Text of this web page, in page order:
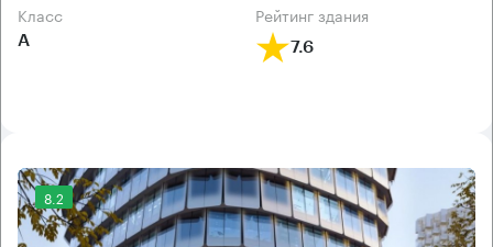
класс
А
рейтинг здания
7.6
8.2